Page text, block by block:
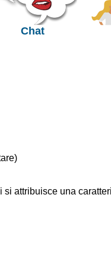
Chat
attribuisce una